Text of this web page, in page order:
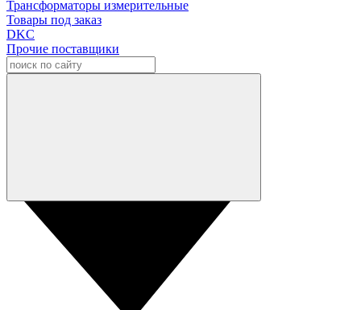
Трансформаторы измерительные
Товары под заказ
DKC
Прочие поставщики